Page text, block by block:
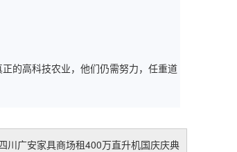
的高科技农业，他们仍需努力，任重道
川广安家具商场租400万直升机国庆庆典